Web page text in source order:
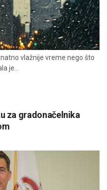
vlažnije vreme nego što
je...
za gradonačelnika